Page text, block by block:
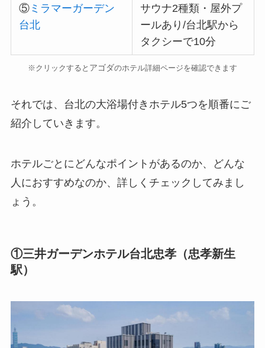
⑤ ミラマーガーデン
台北
サウナ2種類・屋外プ
ールあり/台北駅から
タクシーで10分
※クリックすると アゴダのホテル詳細ページを確認できます
それでは、台北の大浴場付きホテル5つを順番にご
紹介していきます。
ホテルごとにどんなポイントがあるのか、どんな
人におすすめなのか、詳しくチェックしてみまし
ょう。
①三井ガーデンホテル台北忠孝（忠孝新生
駅）